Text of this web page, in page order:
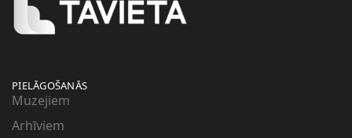
PIELĀGOŠANĀS
Muzejiem
Arhīviem